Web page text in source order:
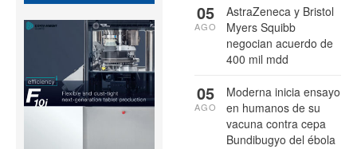
AstraZeneca y Bristol
Myers Squibb
negocian acuerdo de
400 mil mdd
05
AGO
Moderna inicia ensayo
en humanos de su
vacuna contra cepa
Bundibugyo del ébola
05
AGO